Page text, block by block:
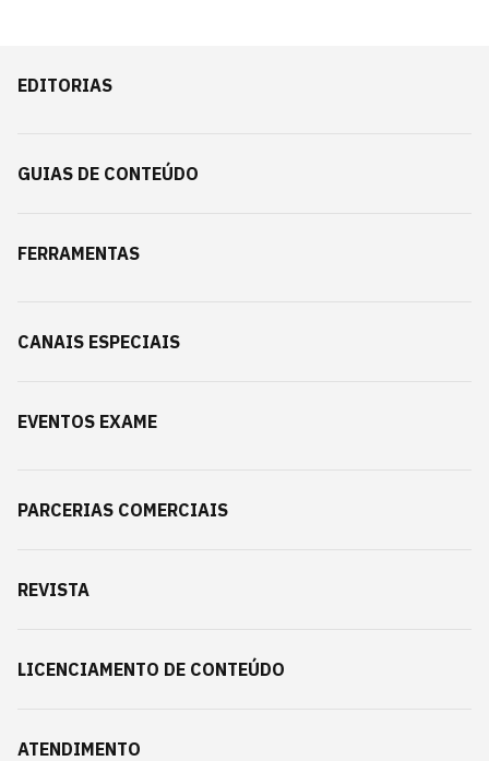
EDITORIAS
GUIAS DE CONTEÚDO
FERRAMENTAS
CANAIS ESPECIAIS
EVENTOS EXAME
PARCERIAS COMERCIAIS
REVISTA
LICENCIAMENTO DE CONTEÚDO
ATENDIMENTO